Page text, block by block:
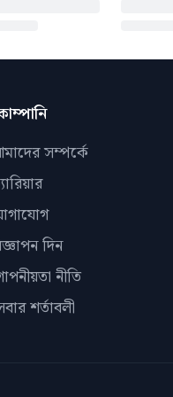
সম্পর্কে
দিন
নীতি
শর্তাবলী